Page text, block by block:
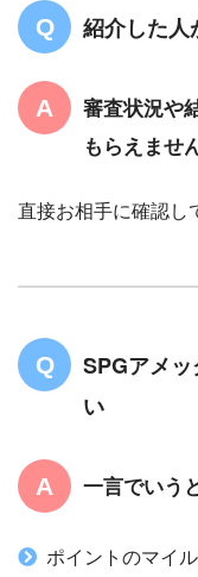
紹介した人
審査状況や
もらえませ
直接お相手に確認し
SPGアメ
い
一言でいう
ポイントのマイ